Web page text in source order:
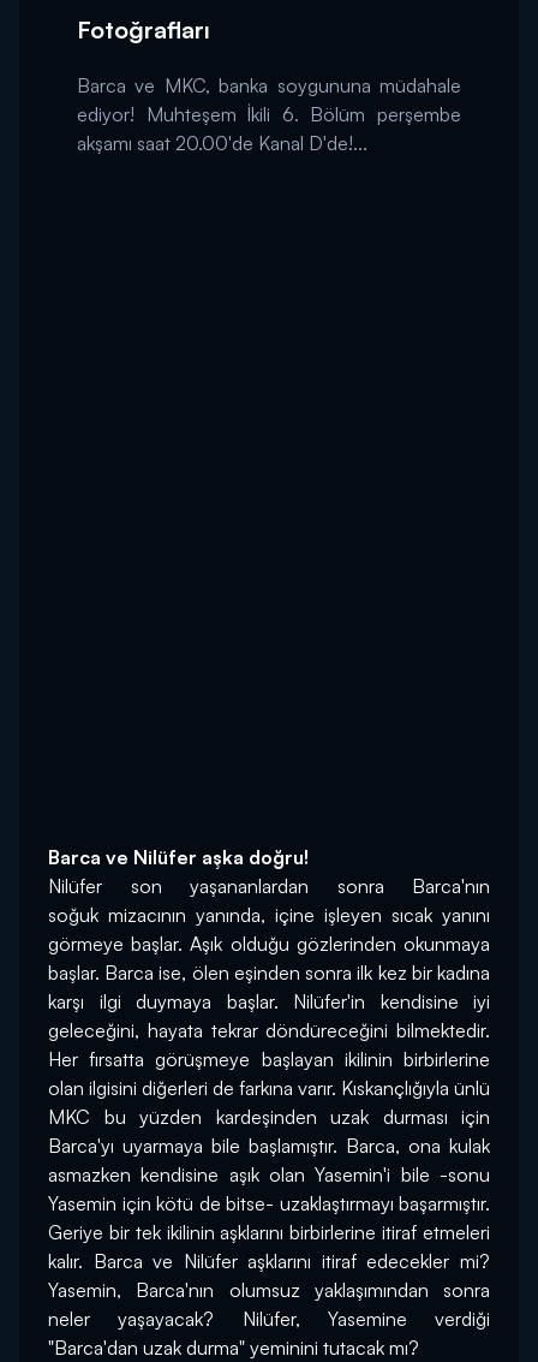
Fotoğrafları
Barca ve MKC, banka soygununa müdahale
ediyor! Muhteşem İkili 6. Bölüm perşembe
akşamı saat 20.00'de Kanal D'de!...
Barca ve Nilüfer aşka doğru!
Nilüfer son yaşananlardan sonra Barca'nın
soğuk mizacının yanında, içine işleyen sıcak yanını
görmeye başlar. Aşık olduğu gözlerinden okunmaya
başlar. Barca ise, ölen eşinden sonra ilk kez bir kadına
karşı ilgi duymaya başlar. Nilüfer'in kendisine iyi
geleceğini, hayata tekrar döndüreceğini bilmektedir.
Her fırsatta görüşmeye başlayan ikilinin birbirlerine
olan ilgisini diğerleri de farkına varır. Kıskançlığıyla ünlü
MKC bu yüzden kardeşinden uzak durması için
Barca'yı uyarmaya bile başlamıştır. Barca, ona kulak
asmazken kendisine aşık olan Yasemin'i bile -sonu
Yasemin için kötü de bitse- uzaklaştırmayı başarmıştır.
Geriye bir tek ikilinin aşklarını birbirlerine itiraf etmeleri
kalır. Barca ve Nilüfer aşklarını itiraf edecekler mi?
Yasemin, Barca'nın olumsuz yaklaşımından sonra
neler yaşayacak? Nilüfer, Yasemine verdiği
"Barca'dan uzak durma" yeminini tutacak mı?